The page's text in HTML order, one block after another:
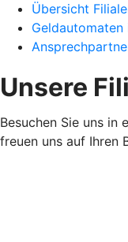
Übersicht
Geldautomaten
Unsere
Besuchen Sie uns in
freuen uns auf Ihren